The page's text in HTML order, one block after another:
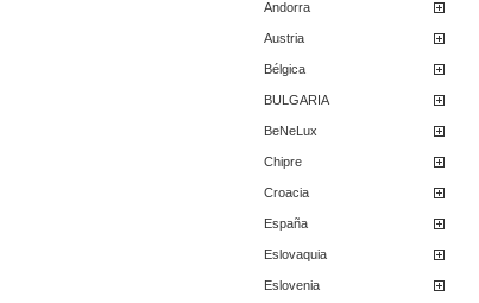
Andorra
Austria
Bélgica
BULGARIA
BeNeLux
Chipre
Croacia
España
Eslovaquia
Eslovenia